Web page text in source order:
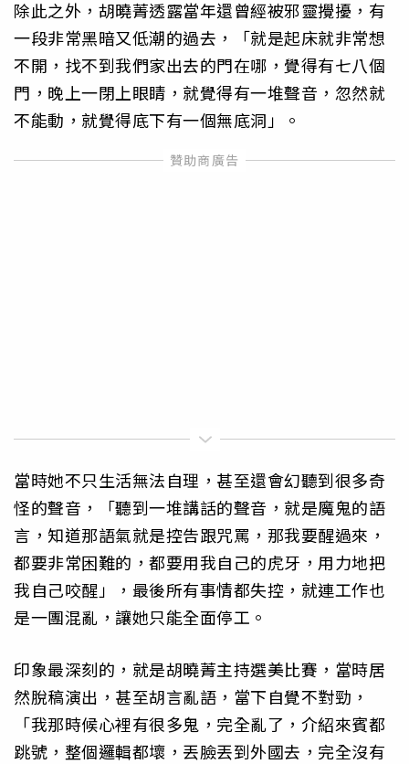
除此之外，胡曉菁透露當年還曾經被邪靈攪擾，有
一段非常黑暗又低潮的過去，「就是起床就非常想
不開，找不到我們家出去的門在哪，覺得有七八個
門，晚上一閉上眼睛，就覺得有一堆聲音，忽然就
不能動，就覺得底下有一個無底洞」。
當時她不只生活無法自理，甚至還會幻聽到很多奇
怪的聲音，「聽到一堆講話的聲音，就是魔鬼的語
言，知道那語氣就是控告跟咒罵，那我要醒過來，
都要非常困難的，都要用我自己的虎牙，用力地把
我自己咬醒」，最後所有事情都失控，就連工作也
是一團混亂，讓她只能全面停工。
印象最深刻的，就是胡曉菁主持選美比賽，當時居
然脫稿演出，甚至胡言亂語，當下自覺不對勁，
「我那時候心裡有很多鬼，完全亂了，介紹來賓都
跳號，整個邏輯都壞，丟臉丟到外國去，完全沒有